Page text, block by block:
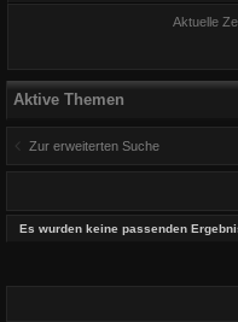
Aktuelle
Aktive Themen
Zur erweiterten Suche
Es wurden keine passenden